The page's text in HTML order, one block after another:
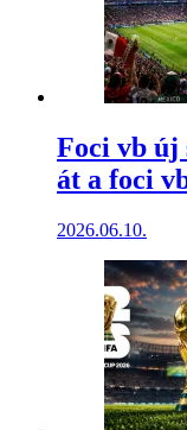
Foci vb új
át a foci
2026.06.10.